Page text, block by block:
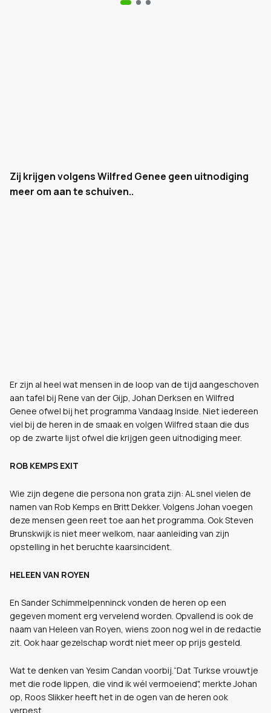
Zij krijgen volgens Wilfred Genee geen uitnodiging
meer om aan te schuiven..
Er zijn al heel wat mensen in de loop van de tijd aangeschoven
aan tafel bij Rene van der Gijp, Johan Derksen en Wilfred
Genee ofwel bij het programma Vandaag Inside. Niet iedereen
viel bij de heren in de smaak en volgen Wilfred staan die dus
op de zwarte lijst ofwel die krijgen geen uitnodiging meer.
ROB KEMPS EXIT
Wie zijn degene die persona non grata zijn: AL snel vielen de
namen van Rob Kemps en Britt Dekker. Volgens Johan voegen
deze mensen geen reet toe aan het programma. Ook Steven
Brunskwijk is niet meer welkom, naar aanleiding van zijn
opstelling in het beruchte kaarsincident.
HELEEN VAN ROYEN
En Sander Schimmelpenninck vonden de heren op een
gegeven moment erg vervelend worden. Opvallend is ook de
naam van Heleen van Royen, wiens zoon nog wel in de redactie
zit. Ook haar gezelschap wordt niet meer op prijs gesteld.
Wat te denken van Yesim Candan voorbij.“Dat Turkse vrouwtje
met die rode lippen, die vind ik wél vermoeiend", merkte Johan
op, Roos Slikker heeft het in de ogen van de heren ook
verpest.